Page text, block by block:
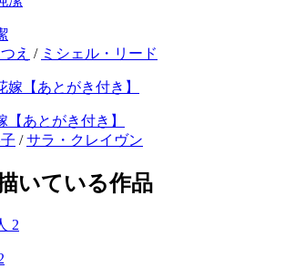
え / ミシェル・リード
【あとがき付き】
/サラ・クレイヴン
いている作品